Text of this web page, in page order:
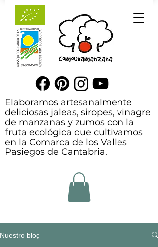
Elaboramos artesanalmente
deliciosas jaleas, siropes, vinagre
de manzanas y zumos con la
fruta ecológica que cultivamos
en la Comarca de los Valles
Pasiegos de Cantabria.
Nuestro blog